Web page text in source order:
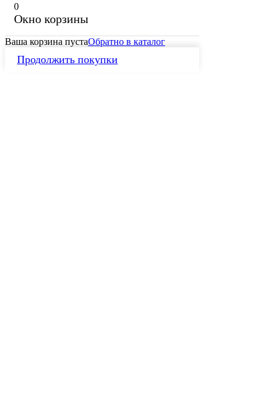
0
Окно корзины
Ваша корзина пустаОбратно в каталог
Продолжить покупки